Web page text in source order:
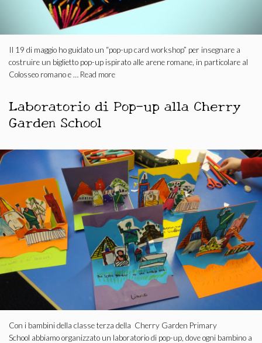
Il 19 di maggio ho guidato un “pop-up card workshop” per insegnare a
costruire un biglietto pop-up ispirato alle arene romane, in particolare al
Colosseo romano e … Read more
Laboratorio di Pop-up alla Cherry
Garden School
Con i bambini della classe terza della Cherry Garden Primary
School abbiamo organizzato un laboratorio di pop-up, dove ogni bambino a